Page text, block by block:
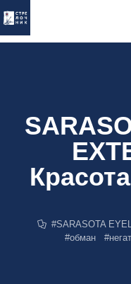
#SARASOTA
#обман #